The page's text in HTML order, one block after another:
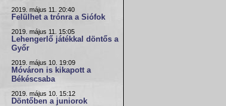
2019. május 11. 20:40
Felülhet a trónra a Siófok
2019. május 11. 15:05
Lehengerlő játékkal döntős a
Győr
2019. május 10. 19:09
Móváron is kikapott a
Békéscsaba
2019. május 10. 15:12
Döntőben a juniorok